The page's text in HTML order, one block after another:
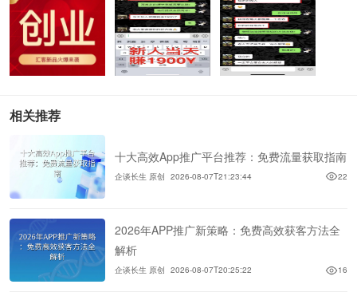
相关推荐
十大高效App推广平台推荐：免费流量获取指南
企谈长生 原创 2026-08-07T21:23:44 22
2026年APP推广新策略：免费高效获客方法全
解析
企谈长生 原创 2026-08-07T20:25:22 16